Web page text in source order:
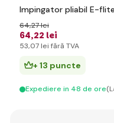
Impingator pliabil E-
64,22 lei
64,27 lei
53,07 lei fără TVA
+ 13 puncte
Expediere in 48 de ore